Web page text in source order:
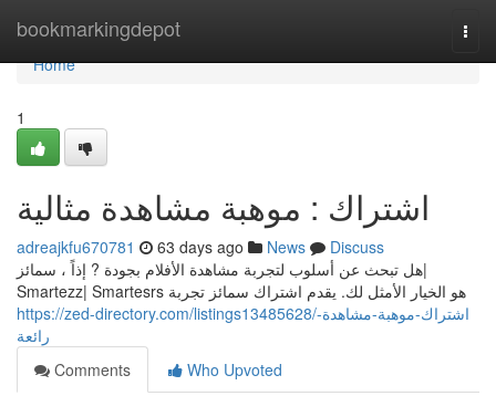
bookmarkingdepot
Home
Home
1
اشتراك : موهبة مشاهدة مثالية
adreajkfu670781 63 days ago News
Discuss
هل تبحث عن أسلوب لتجربة مشاهدة الأفلام بجودة ? إذاً ، سمائز|
Smartezz| Smartesrs هو الخيار الأمثل لك. يقدم اشتراك سمائز تجربة
https://zed-directory.com/listings13485628/اشتراك-موهبة-مشاهدة-
رائعة
Comments
Who Upvoted